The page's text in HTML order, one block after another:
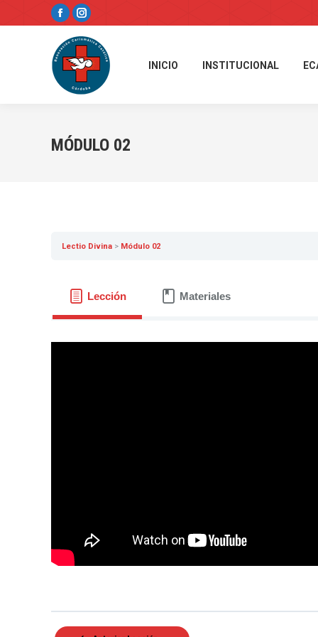
Facebook
page
opens
new
Instagram
page
opens
new
INICIO INSTITUCIONAL
MÓDULO 02
Lectio Divina Módulo 02
Lección Materiales